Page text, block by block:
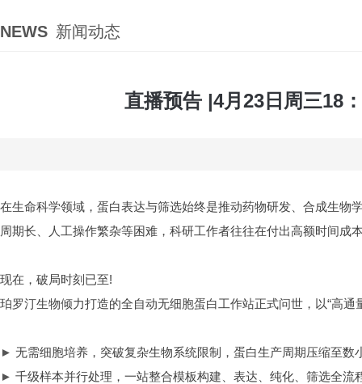
NEWS 新闻动态
直播预告 |4月23日周三18
在生命科学领域，蛋白表达与筛选始终是推动药物研发、合成生
周期长、人工操作繁杂等困难，科研工作者往往在付出高额时间成
现在，破局时刻已至!
珀罗汀生物倾力打造的全自动无细胞蛋白工作站正式问世，以“高
► 无需细胞培养，突破复杂生物系统限制，蛋白生产周期压缩至数
► 千级样本并行处理，一站整合模板构建、表达、纯化、筛选全流